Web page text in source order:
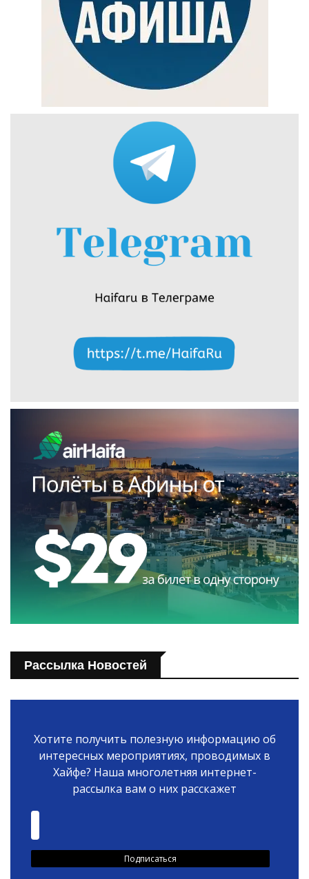
Рассылка Новостей
Хотите получить полезную информацию об
интересных мероприятиях, проводимых в
Хайфе? Наша многолетняя интернет-
рассылка вам о них расскажет